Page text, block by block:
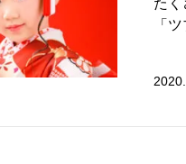
「